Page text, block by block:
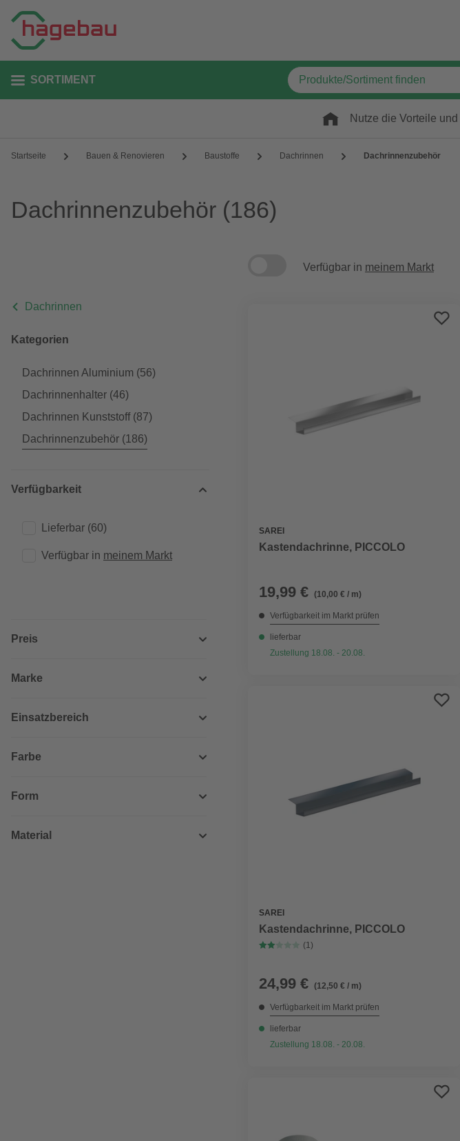
SORTIMENT
Nutze die Vorteile und
Startseite Bauen & Renovieren Baustoffe Dachrinnen Dachrinnenzubehör
Dachrinnenzubehör (186)
Dachrinnen
Kategorien
Dachrinnen Aluminium (56)
Dachrinnenhalter (46)
Dachrinnen Kunststoff(87)
Dachrinnenzubehör (186)
Verfügbarkeit
Lieferbar (60)
Verfügbar in meinem Markt
Preis
Marke
Einsatzbereich
Farbe
Form
Material
Verfügbar in meinem Markt
SAREI
Kastendachrinne, PICCOLO
19,99 € (10,00 € / m)
Verfügbarkeit im Markt prüfen
lieferbar
Zustellung 18.08. - 20.08.
SAREI
Kastendachrinne, PICCOLO
(1)
24,99 € (12,50 € / m)
Verfügbarkeit im Markt prüfen
lieferbar
Zustellung 18.08. - 20.08.